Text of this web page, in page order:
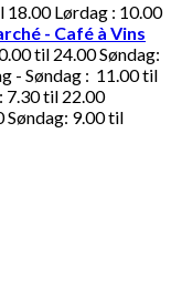
18.00 Lørdag : 10.00
- Café à Vins
til 24.00 Søndag:
- Søndag : 11.00 til
7.30 til 22.00
Søndag: 9.00 til